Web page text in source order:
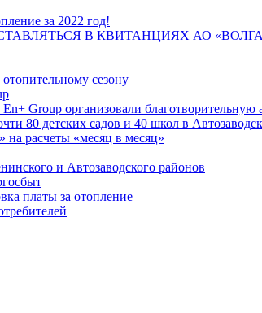
за 2022 год!
В КВИТАНЦИЯХ АО
сезону
Group организовали благотворительную
80 детских садов и 40 школ в
на расчеты «месяц в месяц»
и Автозаводского районов
платы за отопление